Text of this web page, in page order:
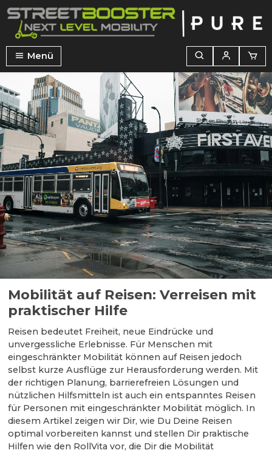
springen
Menü
Mobilität auf Reisen: Verreisen mit
praktischer Hilfe
Reisen bedeutet Freiheit, neue Eindrücke und
unvergessliche Erlebnisse. Für Menschen mit
eingeschränkter Mobilität können auf Reisen jedoch
selbst kurze Ausflüge zur Herausforderung werden. Mit
der richtigen Planung, barrierefreien Lösungen und
nützlichen Hilfsmitteln ist auch ein entspanntes Reisen
für Personen mit eingeschränkter Mobilität möglich. In
diesem Artikel zeigen wir Dir, wie Du Deine Reisen
optimal vorbereiten kannst und stellen Dir praktische
Hilfen wie den RollVita vor, die Dir die Mobilität